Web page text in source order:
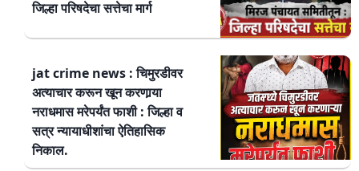
जिल्हा परिषदेचा सत्तेचा मार्ग
jat crime news : चिमुरडीवर
अत्याचार करून खून करणार्‍या
नराधमास मरेपर्यंत फाशी : जिल्हा व
सत्र न्यायाधीशांचा ऐतिहासिक
निकाल.